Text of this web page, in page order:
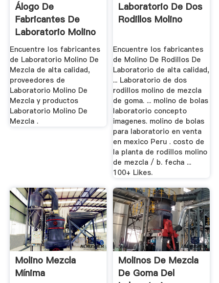
Álogo De
Fabricantes De
Laboratorio Molino
De Mezcla De ...
Encuentre los fabricantes
de Laboratorio Molino De
Mezcla de alta calidad,
proveedores de
Laboratorio Molino De
Mezcla y productos
Laboratorio Molino De
Mezcla .
Laboratorio De Dos
Rodillos Molino
Encuentre los fabricantes
de Molino De Rodillos De
Laboratorio de alta calidad,
... Laboratorio de dos
rodillos molino de mezcla
de goma. ... molino de bolas
laboratorio concepto
imagenes. molino de bolas
para laboratorio en venta
en mexico Peru . costo de
la planta de rodillos molino
de mezcla / b. fecha ...
100+ Likes.
Molino Mezcla
Mínima
Molinos De Mezcla
De Goma Del